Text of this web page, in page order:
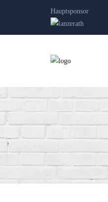
Hauptsponsor